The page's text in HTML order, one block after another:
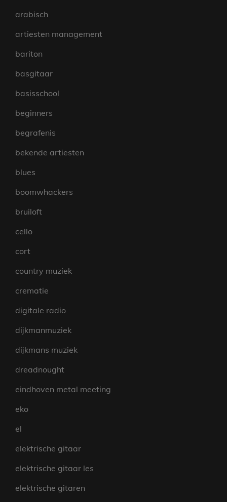
arabisch
artiesten management
bariton
basgitaar
basisschool
beginners
begrafenis
bekende artiesten
blues
boomwhackers
bruiloft
cello
cort
country muziek
crematie
digitale radio
dijkmanmuziek
dijkmans muziek
dreadnought
eindhoven metal meeting
eko
el
elektrische gitaar
elektrische gitaar les
elektrische gitaren